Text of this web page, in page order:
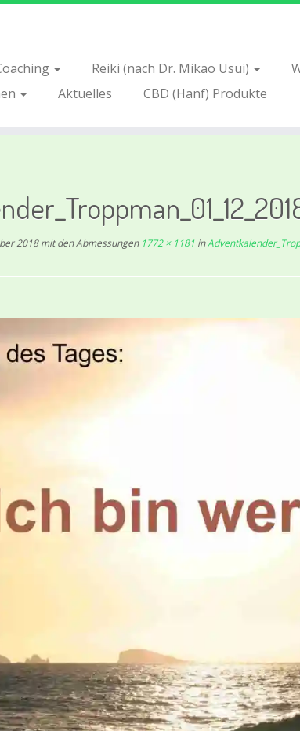
Reiki (nach Dr. Mikao Usui)
Aktuelles CBD (Hanf) Produkte
2018mit den Abmessungen1772 × 1181 in